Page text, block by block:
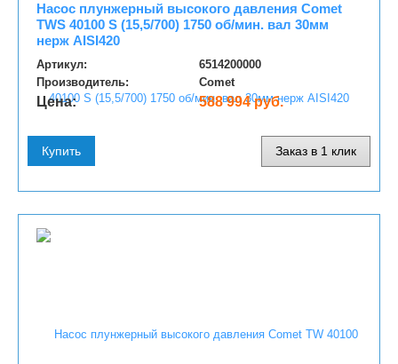
Насос плунжерный высокого давления Comet
TWS 40100 S (15,5/700) 1750 об/мин. вал 30мм
нерж AISI420
Артикул:
6514200000
Производитель:
Comet
Цена: 588 994 руб.
Купить Заказ в 1 клик